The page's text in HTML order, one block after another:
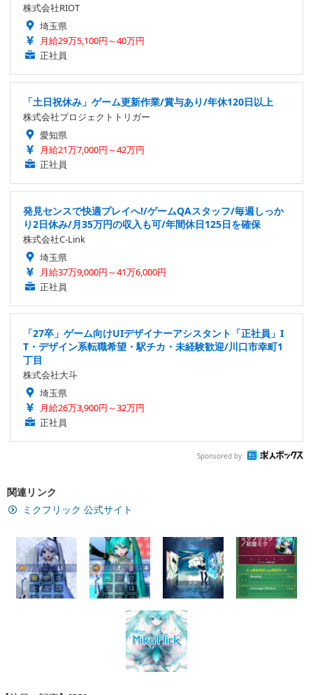
株式会社RIOT
埼玉県
月給29万5,100円～40万円
正社員
「土日祝休み」ゲーム更新作業/賞与あり/年休120日以上
株式会社プロジェクトトリガー
愛知県
月給21万7,000円～42万円
正社員
発見センスで快適プレイへ!/ゲームQAスタッフ/毎週しっか
り2日休み/月35万円の収入も可/年間休日125日を確保
株式会社C-Link
埼玉県
月給37万9,000円～41万6,000円
正社員
「27卒」ゲーム向けUIデザイナーアシスタント「正社員」I
T・デザイン系転職希望・駅チカ・未経験歓迎/川口市幸町1
丁目
株式会社大斗
埼玉県
月給26万3,900円～32万円
正社員
Sponsored by
関連リンク
ミクフリック 公式サイト